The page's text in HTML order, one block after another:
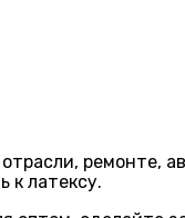
ремонте,
к латексу.